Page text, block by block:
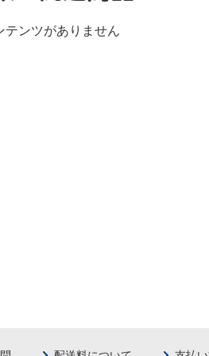
テンツがありません